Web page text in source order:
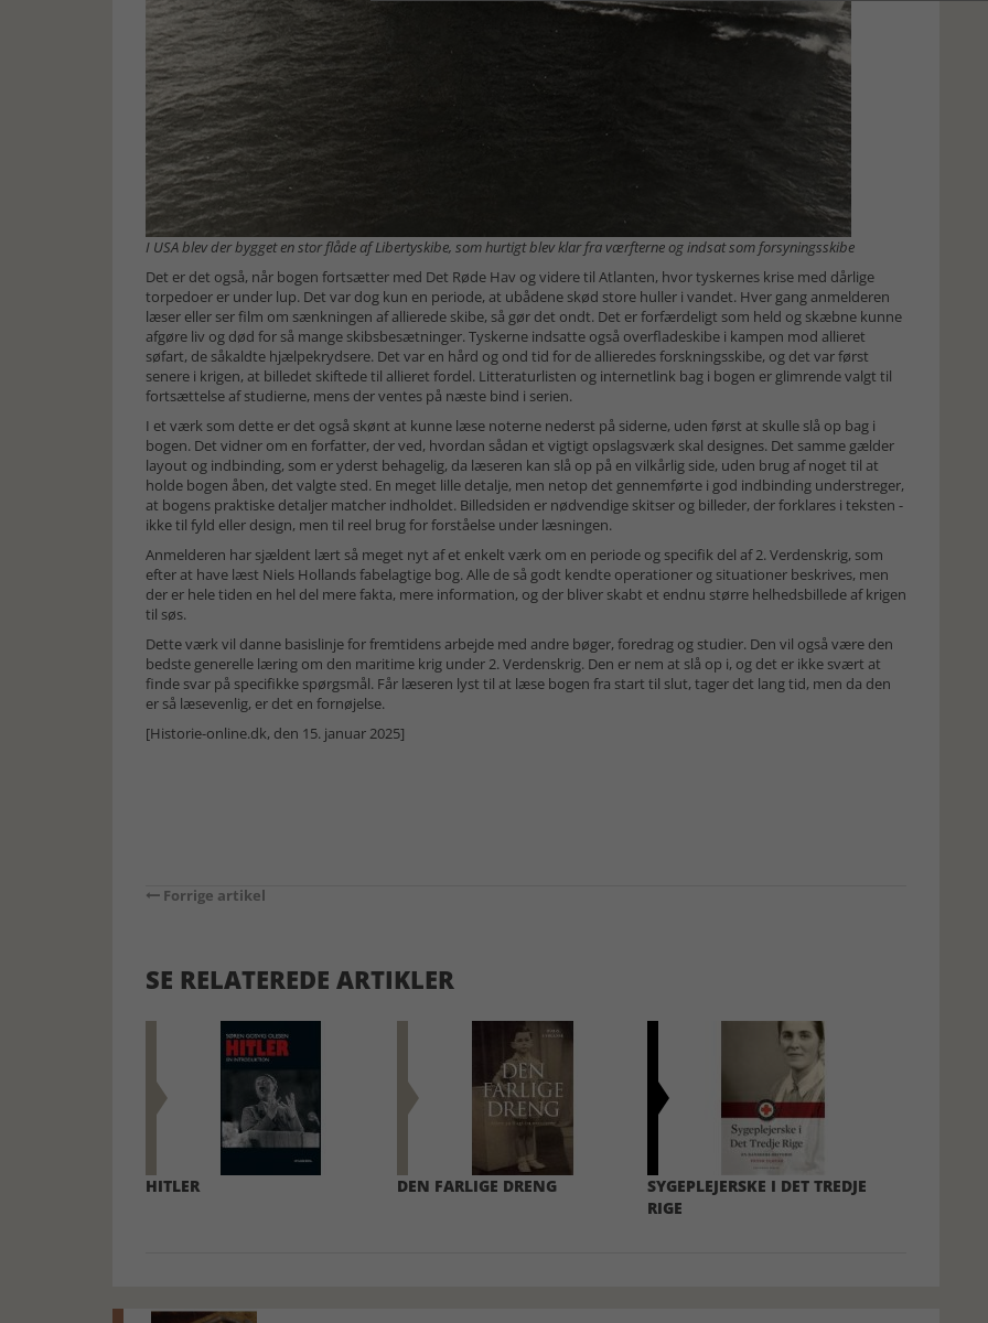
I USA blev der bygget en stor flåde af Libertyskibe, som hurtigt blev klar fra værfterne og indsat som forsyningsskibe
Det er det også, når bogen fortsætter med Det Røde Hav og videre til Atlanten, hvor tyskernes krise med dårlige
torpedoer er under lup. Det var dog kun en periode, at ubådene skød store huller i vandet. Hver gang anmelderen
læser eller ser film om sænkningen af allierede skibe, så gør det ondt. Det er forfærdeligt som held og skæbne kunne
afgøre liv og død for så mange skibsbesætninger. Tyskerne indsatte også overfladeskibe i kampen mod allieret
søfart, de såkaldte hjælpekrydsere. Det var en hård og ond tid for de allieredes forskningsskibe, og det var først
senere i krigen, at billedet skiftede til allieret fordel. Litteraturlisten og internetlink bag i bogen er glimrende valgt til
fortsættelse af studierne, mens der ventes på næste bind i serien.
I et værk som dette er det også skønt at kunne læse noterne nederst på siderne, uden først at skulle slå op bag i
bogen. Det vidner om en forfatter, der ved, hvordan sådan et vigtigt opslagsværk skal designes. Det samme gælder
layout og indbinding, som er yderst behagelig, da læseren kan slå op på en vilkårlig side, uden brug af noget til at
holde bogen åben, det valgte sted. En meget lille detalje, men netop det gennemførte i god indbinding understreger,
at bogens praktiske detaljer matcher indholdet. Billedsiden er nødvendige skitser og billeder, der forklares i teksten -
ikke til fyld eller design, men til reel brug for forståelse under læsningen.
Anmelderen har sjældent lært så meget nyt af et enkelt værk om en periode og specifik del af 2. Verdenskrig, som
efter at have læst Niels Hollands fabelagtige bog. Alle de så godt kendte operationer og situationer beskrives, men
der er hele tiden en hel del mere fakta, mere information, og der bliver skabt et endnu større helhedsbillede af krigen
til søs.
Dette værk vil danne basislinje for fremtidens arbejde med andre bøger, foredrag og studier. Den vil også være den
bedste generelle læring om den maritime krig under 2. Verdenskrig. Den er nem at slå op i, og det er ikke svært at
finde svar på specifikke spørgsmål. Får læseren lyst til at læse bogen fra start til slut, tager det lang tid, men da den
er så læsevenlig, er det en fornøjelse.
[Historie-online.dk, den 15. januar 2025]
Forrige artikel
SE RELATEREDE ARTIKLER
HITLER DEN FARLIGE DRENG
SYGEPLEJERSKE I DET TREDJE
RIGE